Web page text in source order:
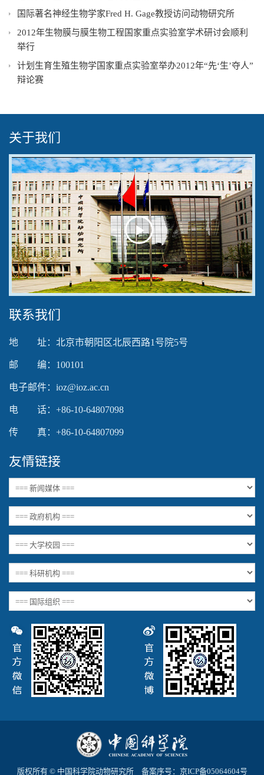
国际著名神经生物学家Fred H. Gage教授访问动物研究所
2012年生物膜与膜生物工程国家重点实验室学术研讨会顺利
举行
计划生育生殖生物学国家重点实验室举办2012年“先‘生’夺人”
辩论赛
关于我们
Play
Video
联系我们
地 址：北京市朝阳区北辰西路1号院5号
邮 编：100101
电子邮件：ioz@ioz.ac.cn
电 话：+86-10-64807098
传 真：+86-10-64807099
友情链接
版权所有 © 中国科学院动物研究所 备案序号： 京ICP备05064604号